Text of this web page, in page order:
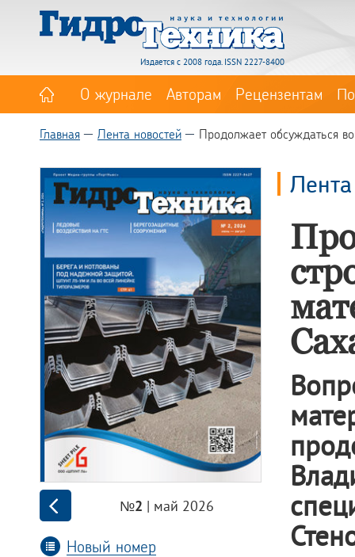
Издается с 2008 года. ISSN 2227-8400
О журнале Авторам Рецензентам
Главная Лента новостей Продолжает обсуждаться
№2 | май 2026
Новый номер